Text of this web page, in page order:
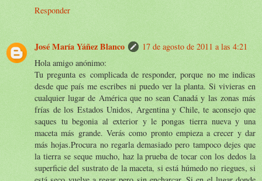
Responder
José María Yáñez Blanco
17 de agosto de 2011 a las 4:21
Hola amigo anónimo:
Tu pregunta es complicada de responder, porque no me indicas
desde que país me escribes ni puedo ver la planta. Si vivieras en
cualquier lugar de América que no sean Canadá y las zonas más
frías de los Estados Unidos, Argentina y Chile, te aconsejo que
saques tu begonia al exterior y le pongas tierra nueva y una
maceta más grande. Verás como pronto empieza a crecer y dar
más hojas.Procura no regarla demasiado pero tampoco dejes que
la tierra se seque mucho, haz la prueba de tocar con los dedos la
superficie del sustrato de la maceta, si está húmedo no riegues, si